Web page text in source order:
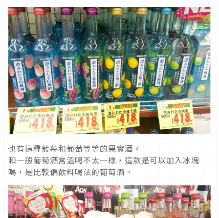
也有這種藍莓和葡萄等等的果實酒。
和一般葡萄酒常溫喝不太一樣，這款是可以加入冰塊
喝，是比較偏飲料喝法的葡萄酒。